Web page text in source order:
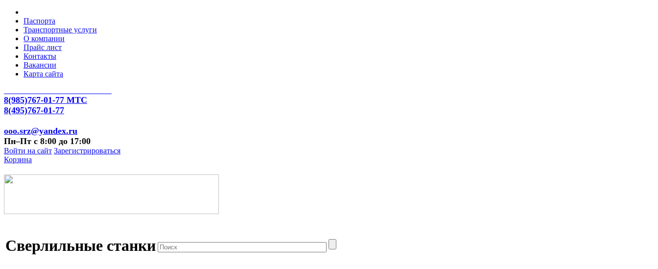
Паспорта
Транспортные услуги
О компании
Прайс лист
Контакты
Вакансии
Карта сайта
8(985)767-01-77 МТС
8(495)767-01-77
ooo.srz@yandex.ru
Пн–Пт с 8:00 до 17:00
Войти на сайт Зарегистрироваться
Корзина
Сверлильные станки